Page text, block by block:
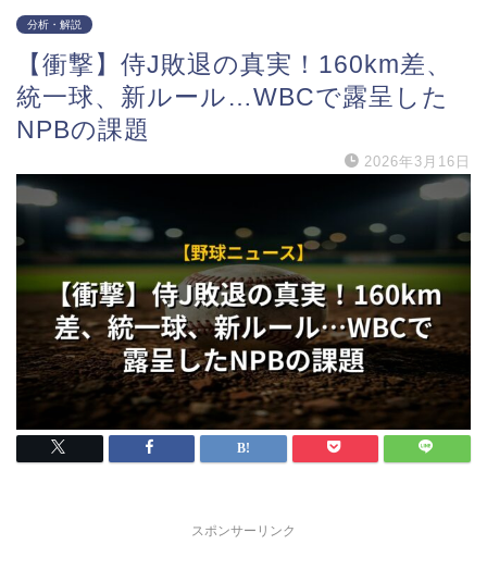
分析・解説
【衝撃】侍J敗退の真実！160km差、
統一球、新ルール…WBCで露呈した
NPBの課題
2026年3月16日
スポンサーリンク